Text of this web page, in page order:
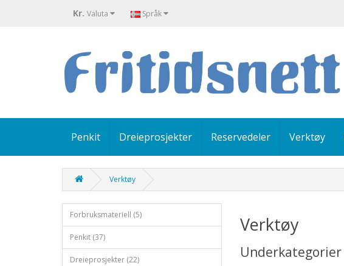
Kr. Valuta Språk
Penkit Dreieprosjekter Reservedeler Verktøy
Verktøy
Forbruksmateriell (5)
Penkit (37)
Dreieprosjekter (22)
Verktøy
Underkategorier